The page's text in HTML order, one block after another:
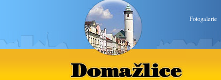
Fotogalerie
Domažlice
www.zlatedomazlice.cz